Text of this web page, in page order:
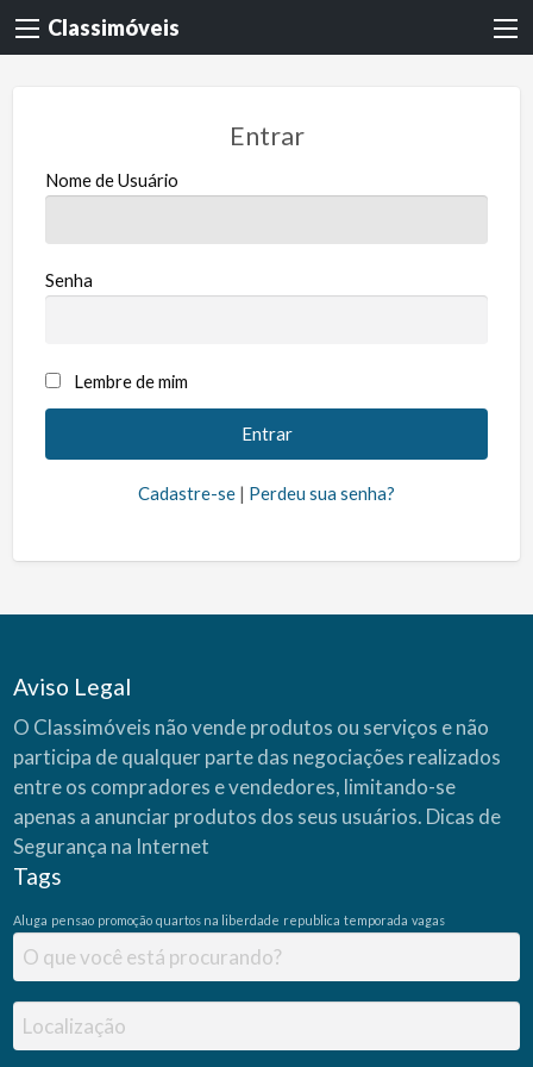
Classimóveis
Entrar
Nome de Usuário
Senha
Lembre de mim
Cadastre-se | Perdeu sua senha?
Aviso Legal
O Classimóveis não vende produtos ou serviços e não
participa de qualquer parte das negociações realizados
entre os compradores e vendedores, limitando-se
apenas a anunciar produtos dos seus usuários. Dicas de
Segurança na Internet
Tags
Aluga pensao promoção quartos na liberdade republica temporada vagas